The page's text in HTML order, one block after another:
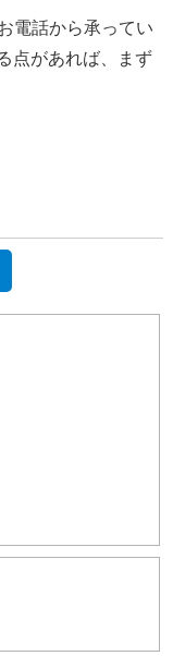
電話から承ってい
点があれば、まず